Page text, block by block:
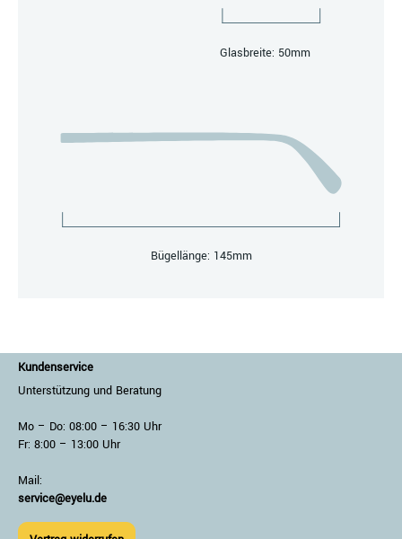
Glasbreite: 50mm
Bügellänge: 145mm
Kundenservice
Unterstützung und Beratung
Mo – Do: 08:00 – 16:30 Uhr
Fr: 8:00 – 13:00 Uhr
Mail:
service@eyelu.de